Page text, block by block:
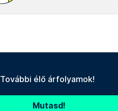
További élő árfolyamok!
Mutasd!